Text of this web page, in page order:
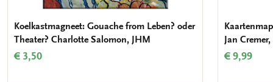
Koelkastmagneet: Gouache from Leben? oder
Theater? Charlotte Salomon, JHM
€ 3,50
Jan
€ 9,99